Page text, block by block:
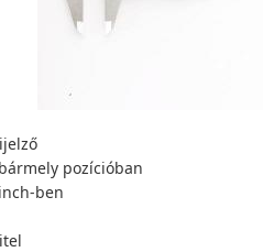
pozícióban
ben